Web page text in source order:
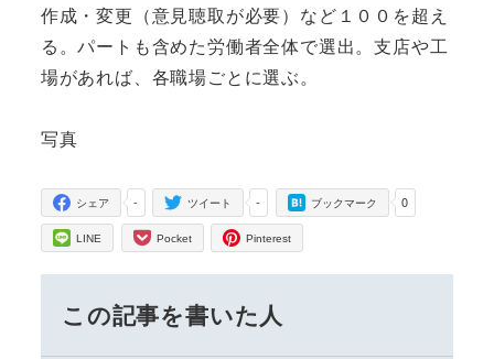
作成・変更（意見聴取が必要）など１００を超え
る。パートも含めた労働者全体で選出。支店や工
場があれば、各職場ごとに選ぶ。
写真
-
シェア -
ツイート 0
ブックマーク
LINE Pocket Pinterest
この記事を書いた人